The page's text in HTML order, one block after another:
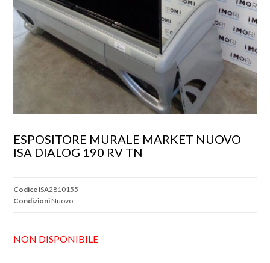
ESPOSITORE MURALE MARKET NUOVO
ISA DIALOG 190 RV TN
CodiceISA2810155
CondizioniNuovo
NON DISPONIBILE